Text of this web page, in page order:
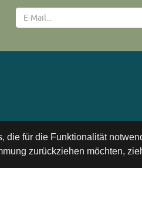
die für die Funktionalität
zurückziehen möchten,